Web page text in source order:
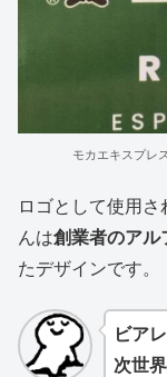
モカエキスプレ
ロゴとして使用
んは創業者のアル
たデザインです。
ビア
次世